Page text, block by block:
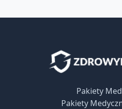
Pakiety
Pakiety